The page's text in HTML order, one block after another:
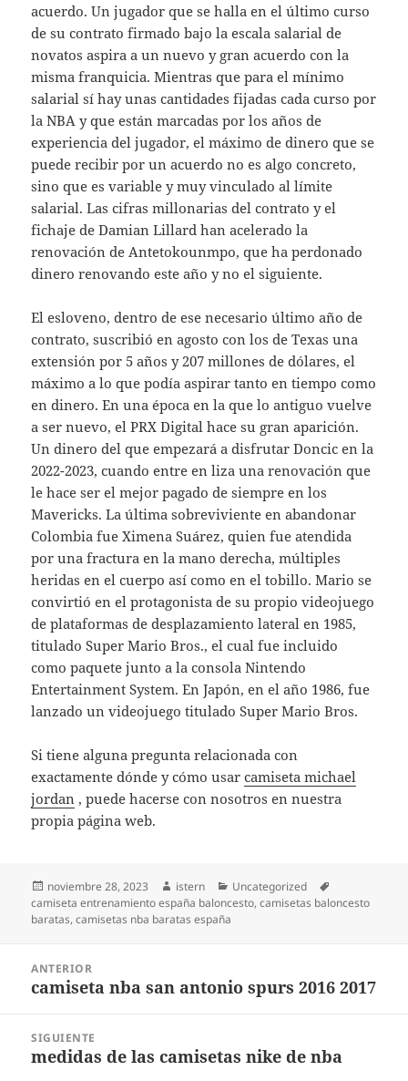
acuerdo. Un jugador que se halla en el último curso
de su contrato firmado bajo la escala salarial de
novatos aspira a un nuevo y gran acuerdo con la
misma franquicia. Mientras que para el mínimo
salarial sí hay unas cantidades fijadas cada curso por
la NBA y que están marcadas por los años de
experiencia del jugador, el máximo de dinero que se
puede recibir por un acuerdo no es algo concreto,
sino que es variable y muy vinculado al límite
salarial. Las cifras millonarias del contrato y el
fichaje de Damian Lillard han acelerado la
renovación de Antetokounmpo, que ha perdonado
dinero renovando este año y no el siguiente.
El esloveno, dentro de ese necesario último año de
contrato, suscribió en agosto con los de Texas una
extensión por 5 años y 207 millones de dólares, el
máximo a lo que podía aspirar tanto en tiempo como
en dinero. En una época en la que lo antiguo vuelve
a ser nuevo, el PRX Digital hace su gran aparición.
Un dinero del que empezará a disfrutar Doncic en la
2022-2023, cuando entre en liza una renovación que
le hace ser el mejor pagado de siempre en los
Mavericks. La última sobreviviente en abandonar
Colombia fue Ximena Suárez, quien fue atendida
por una fractura en la mano derecha, múltiples
heridas en el cuerpo así como en el tobillo. Mario se
convirtió en el protagonista de su propio videojuego
de plataformas de desplazamiento lateral en 1985,
titulado Super Mario Bros., el cual fue incluido
como paquete junto a la consola Nintendo
Entertainment System. En Japón, en el año 1986, fue
lanzado un videojuego titulado Super Mario Bros.
Si tiene alguna pregunta relacionada con
exactamente dónde y cómo usarcamiseta michael
jordan , puede hacerse con nosotros en nuestra
propia página web.
Publicado
el
noviembre 28, 2023 Autor
istern Categorías
Uncategorized
camiseta entrenamiento españa baloncesto,camisetas baloncesto
baratas,camisetas nba baratas españa
entradas
ANTERIOR
Entrada
camiseta nba san antonio spurs 2016 2017
SIGUIENTE
Entrada
medidas de las camisetas nike de nba